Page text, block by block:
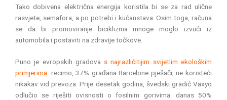
Tako dobivena električna energija koristila bi se za rad ulične
rasvjete, semafora, a po potrebi i kućanstava. Osim toga, računa
se da bi promoviranje biciklizma mnoge moglo izvući iz
automobila i postaviti na zdravije točkove.
Puno je evropskih gradova s najrazličitijim svijetlim ekološkim
primjerima: recimo, 37% građana Barcelone pješači, ne koristeći
nikakav vid prevoza. Prije desetak godina, švedski gradić Växyö
odlučio se riješiti ovisnosti o fosilnim gorivima: danas 50%